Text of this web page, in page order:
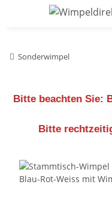
Sonderwimpel
Bitte beachten Sie:
Bitte